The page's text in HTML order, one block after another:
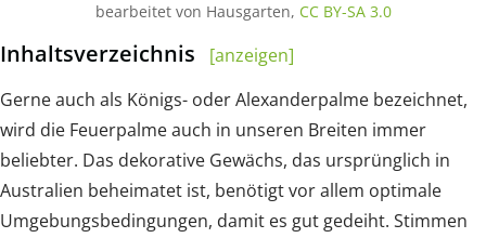
bearbeitet von Hausgarten, CC BY-SA 3.0
Inhaltsverzeichnis
[anzeigen]
Gerne auch als Königs- oder Alexanderpalme bezeichnet,
wird die Feuerpalme auch in unseren Breiten immer
beliebter. Das dekorative Gewächs, das ursprünglich in
Australien beheimatet ist, benötigt vor allem optimale
Umgebungsbedingungen, damit es gut gedeiht. Stimmen